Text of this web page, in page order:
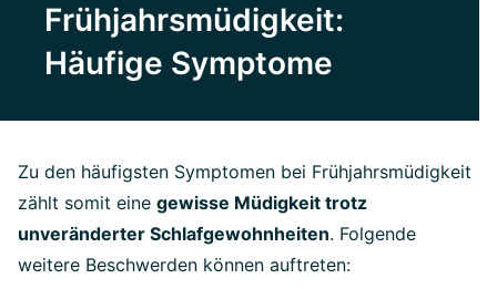
Frühjahrsmüdigkeit:
Häufige Symptome
Zu den häufigsten Symptomen bei Frühjahrsmüdigkeit
zählt somit eine gewisse Müdigkeit trotz
unveränderter Schlafgewohnheiten. Folgende
weitere Beschwerden können auftreten: